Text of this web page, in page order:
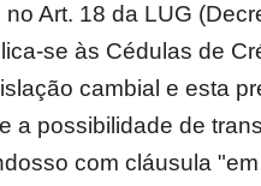
Art. 18 da LUG
se às Cédulas de
cambial e esta
a possibilidade de
com cláusula "em